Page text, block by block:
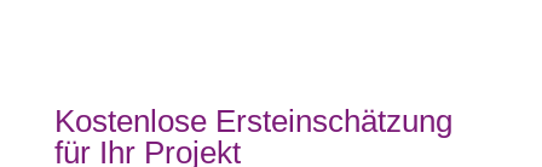
Kostenlose Ersteinschätzung
für Ihr Projekt